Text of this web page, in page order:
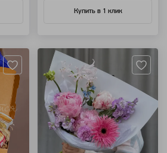
Купить в 1 клик